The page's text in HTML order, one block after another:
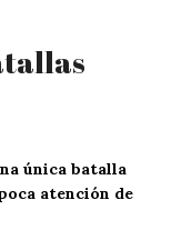
única batalla
atención de